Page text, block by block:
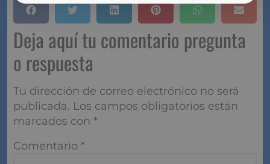
Deja aquí tu comentario pregunta
o respuesta
Tu dirección de correo electrónico no será
publicada. Los campos obligatorios están
marcados con *
Comentario *